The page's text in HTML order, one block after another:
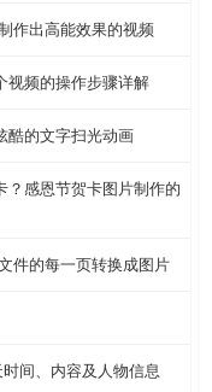
作出高能效果的视频
视频的操作步骤详解
酷的文字扫光动画
？感恩节贺卡图片制作的
件的每一页转换成图片
间、内容及人物信息